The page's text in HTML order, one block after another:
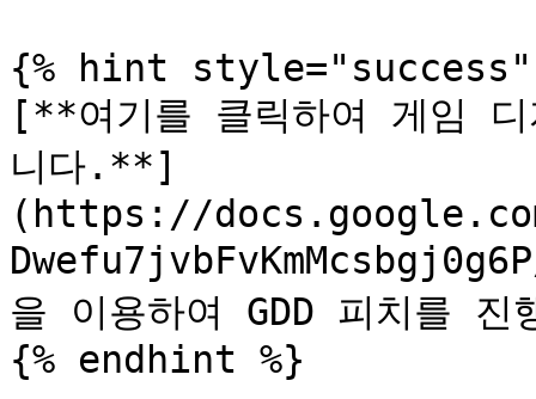
{% hint style="success"
[**여기를 클릭하여 게임 디
니다.**]
(https://
을 이용하여 GDD 피치를
{% endhint %}